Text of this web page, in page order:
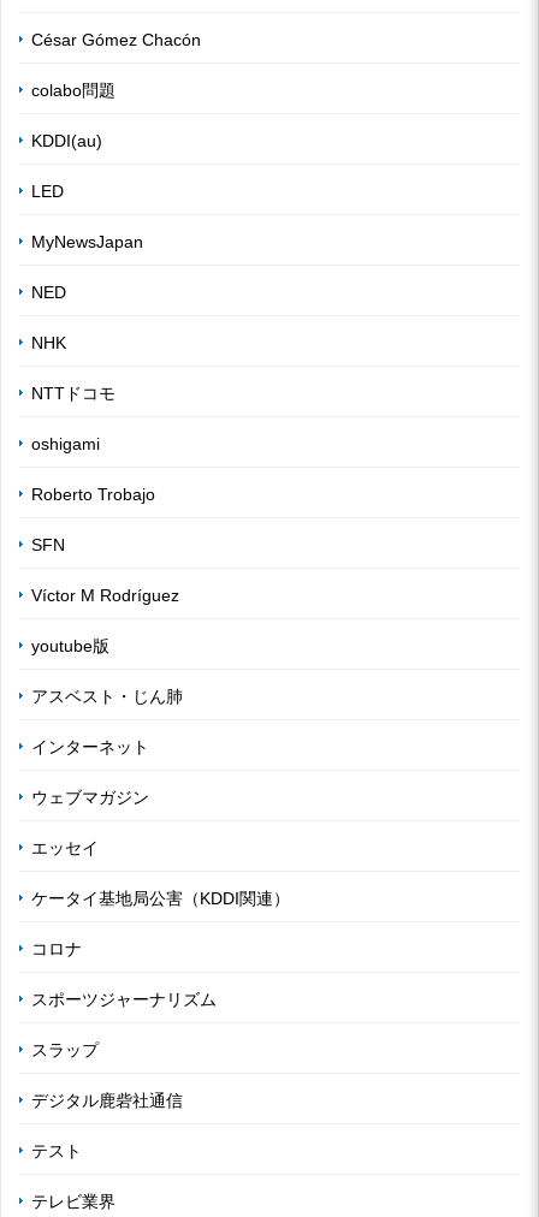
César Gómez Chacón
colabo問題
KDDI(au)
LED
MyNewsJapan
NED
NHK
NTTドコモ
oshigami
Roberto Trobajo
SFN
Víctor M Rodríguez
youtube版
アスベスト・じん肺
インターネット
ウェブマガジン
エッセイ
ケータイ基地局公害（KDDI関連）
コロナ
スポーツジャーナリズム
スラップ
デジタル鹿砦社通信
テスト
テレビ業界